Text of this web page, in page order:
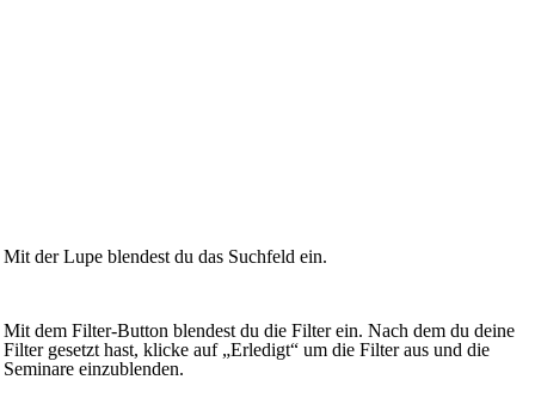
Mit der Lupe blendest du das Suchfeld ein.
Mit dem Filter-Button blendest du die Filter ein. Nach dem du deine
Filter gesetzt hast, klicke auf „Erledigt“ um die Filter aus und die
Seminare einzublenden.